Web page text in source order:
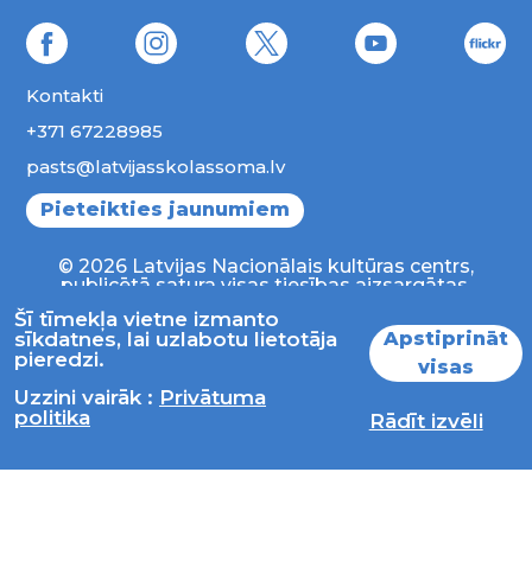
Kontakti
+371 67228985
pasts@latvijasskolassoma.lv
Pieteikties jaunumiem
© 2026 Latvijas Nacionālais kultūras centrs,
publicētā satura visas tiesības aizsargātas.
Šī tīmekļa vietne izmanto
sīkdatnes, lai uzlabotu lietotāja
pieredzi.
Uzzini vairāk : Privātuma
politika
Apstiprināt
visas
Rādīt izvēli